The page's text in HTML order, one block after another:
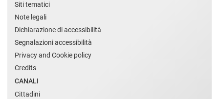
Siti tematici
Note legali
Dichiarazione di accessibilità
Segnalazioni accessibilità
Privacy and Cookie policy
Credits
CANALI
Cittadini